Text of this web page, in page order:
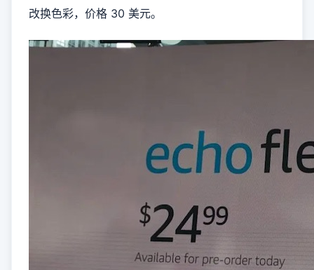
改换色彩，价格 30 美元。